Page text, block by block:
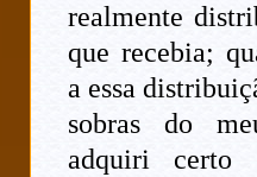
realmente
que recebia;
a essa
sobras do
adquiri certo